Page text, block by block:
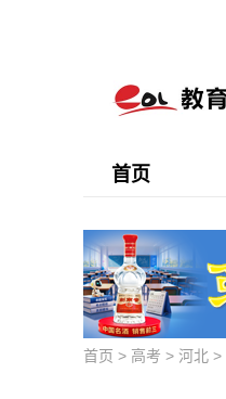
首页
首页 > 高考 > 河北 >